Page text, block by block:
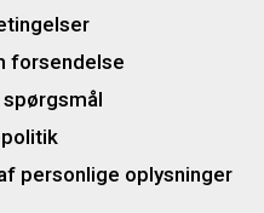
forsendelse
personlige oplysninger